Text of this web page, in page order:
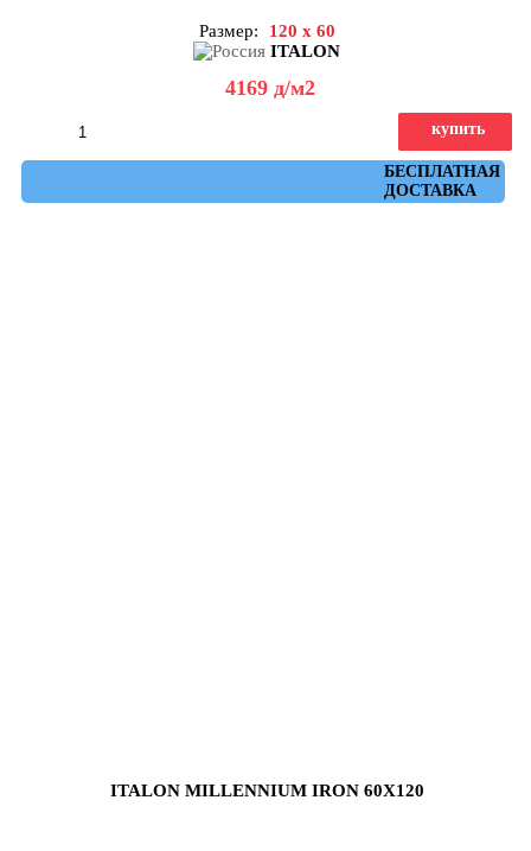
Размер:
120 x 60
ITALON
4169 д/м2
БЕСПЛАТНАЯ
ДОСТАВКА
купить
ITALON MILLENNIUM IRON 60X120